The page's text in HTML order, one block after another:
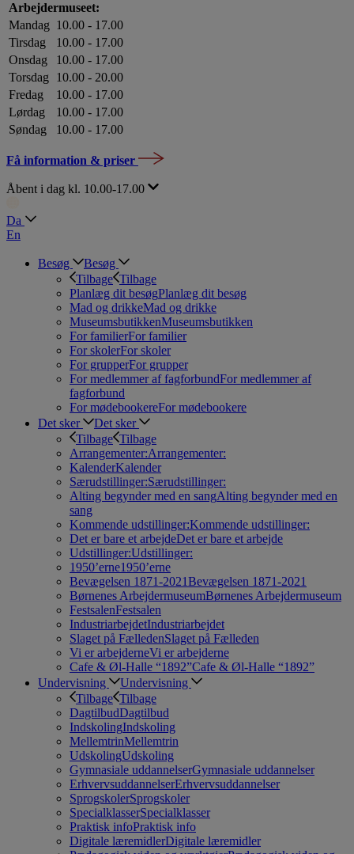
Arbejdermuseet:
Mandag 10.00 - 17.00
Tirsdag
10.00 - 17.00
Onsdag
10.00 - 17.00
Torsdag
10.00 - 20.00
Fredag
10.00 - 17.00
Lørdag
10.00 - 17.00
Søndag
10.00 - 17.00
Få information & priser
Åbent i dag kl. 10.00-17.00
Da
En
Besøg
Besøg
Tilbage Tilbage
Planlæg dit besøgPlanlæg dit besøg
Mad og drikkeMad og drikke
MuseumsbutikkenMuseumsbutikken
For familierFor familier
For skolerFor skoler
For grupperFor grupper
For medlemmer af fagforbundFor medlemmer af
fagforbund
For mødebookereFor mødebookere
Det sker
Det sker
Tilbage Tilbage
Arrangementer:Arrangementer:
KalenderKalender
Særudstillinger:Særudstillinger:
Alting begynder med en sangAlting begynder med en
sang
Kommende udstillinger:Kommende udstillinger:
Det er bare et arbejdeDet er bare et arbejde
Udstillinger:Udstillinger:
1950’erne1950’erne
Bevægelsen 1871-2021Bevægelsen 1871-2021
Børnenes ArbejdermuseumBørnenes Arbejdermuseum
FestsalenFestsalen
IndustriarbejdetIndustriarbejdet
Slaget på FælledenSlaget på Fælleden
Vi er arbejderneVi er arbejderne
Cafe & Øl-Halle “1892”Cafe & Øl-Halle “1892”
Undervisning
Undervisning
Tilbage Tilbage
DagtilbudDagtilbud
IndskolingIndskoling
MellemtrinMellemtrin
UdskolingUdskoling
Gymnasiale uddannelserGymnasiale uddannelser
ErhvervsuddannelserErhvervsuddannelser
SprogskolerSprogskoler
SpecialklasserSpecialklasser
Praktisk infoPraktisk info
Digitale læremidlerDigitale læremidler